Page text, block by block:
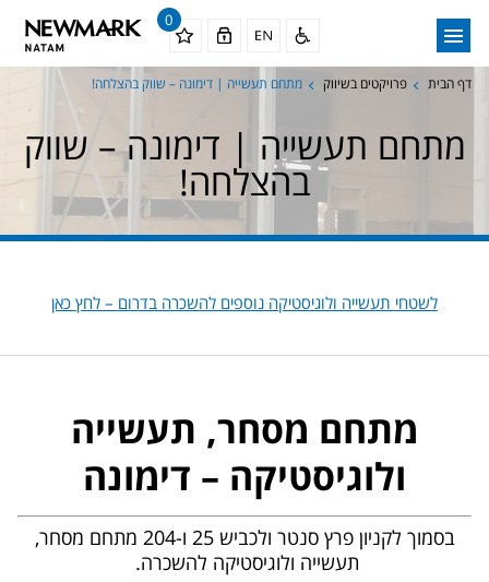
0
דף הבית פרויקטים בשיווק מתחם תעשייה | דימונה – שווק בהצלחה!
מתחם תעשייה | דימונה – שווק
בהצלחה!
לשטחי תעשייה ולוגיסטיקה נוספים להשכרה בדרום – לחץ כאן
מתחם מסחר, תעשייה
ולוגיסטיקה – דימונה
בסמוך לקניון פרץ סנטר ולכביש 25 ו-204 מתחם מסחר,
תעשייה ולוגיסטיקה להשכרה.